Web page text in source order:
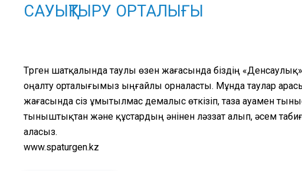
САУЫҚТЫРУ ОРТАЛЫҒЫ
Түрген шатқалында таулы өзен жағасында біздің
оңалту орталығымыз ыңғайлы орналасты. Мұнда таулар
жағасында сіз ұмытылмас демалыс өткізіп, таза ауамен
тыныштықтан және құстардың әнінен ләззат алып, әсем
аласыз.
www.spaturgen.kz